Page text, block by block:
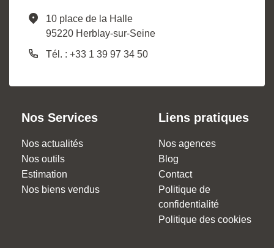
10 place de la Halle
95220 Herblay-sur-Seine
Tél. : +33 1 39 97 34 50
Nos Services
Nos actualités
Nos outils
Estimation
Nos biens vendus
Liens pratiques
Nos agences
Blog
Contact
Politique de
confidentialité
Politique des cookies